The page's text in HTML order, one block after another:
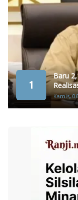
1
Baru
Kamis,